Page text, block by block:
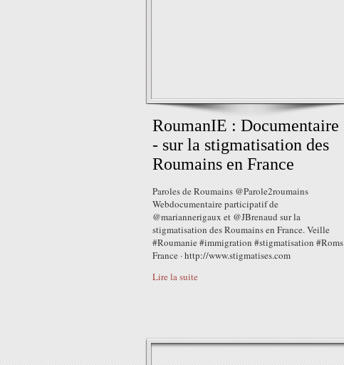
RoumanIE : Documentaire
- sur la stigmatisation des
Roumains en France
Paroles de Roumains @Parole2roumains
Webdocumentaire participatif de
@mariannerigaux et @JBrenaud sur la
stigmatisation des Roumains en France. Veille
#Roumanie #immigration #stigmatisation #Roms
France · http://www.stigmatises.com
Lire la suite